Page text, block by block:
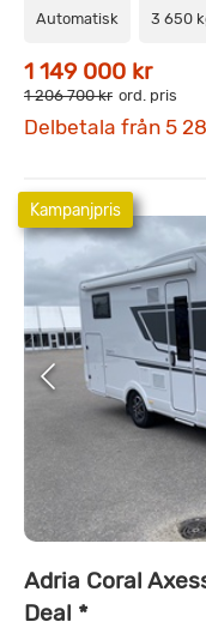
Automatisk 3 650
1 149 000 kr
1 206 700 kr ord. pris
Delbetala från 5
Kampanjpris
Adria Coral
Deal *